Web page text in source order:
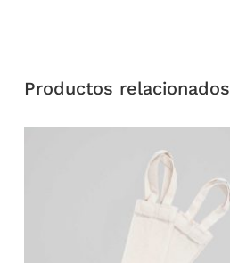
Productos relacionados